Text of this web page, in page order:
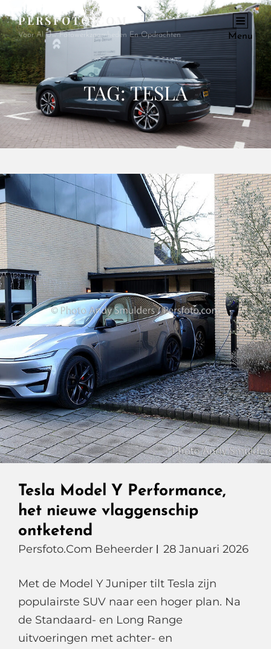
PERSFOTO.COM
Voor Al Uw Fotowerkzaamheden En Opdrachten Menu
TAG:TESLA
Tesla Model Y Performance,
het nieuwe vlaggenschip
ontketend
Persfoto.com Beheerder 28 Januari 2026
Met de Model Y Juniper tilt Tesla zijn
populairste SUV naar een hoger plan. Na
de Standaard- en Long Range
uitvoeringen met achter- en